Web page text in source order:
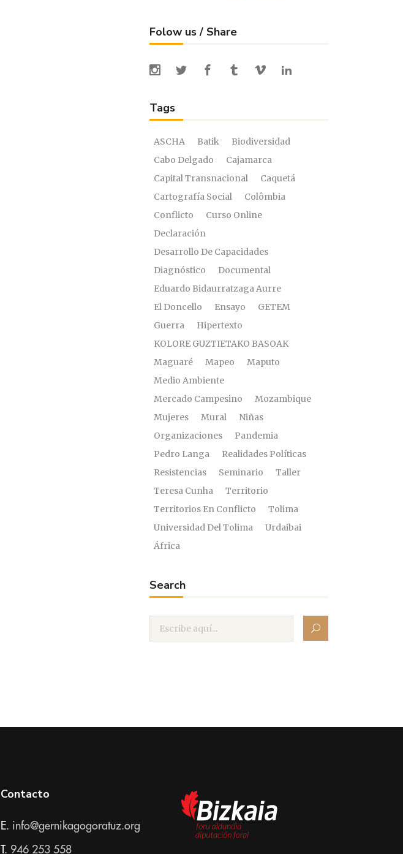
Folow us / Share
Tags
ASCHA Batik
Biodiversidad
Cabo Delgado
Cajamarca
Capital Transnacional
Caquetá
Cartografía Social
Colômbia
Conflicto
Curso Online
Declaración
Desarrollo De Capacidades
Diagnóstico
Documental
Eduardo Bidaurratzaga Aurre
El Doncello
Ensayo
GETEM
Guerra
Hipertexto
KOLORE GUZTIETAKO BASOAK
Maguaré
Mapeo
Maputo
Medio Ambiente
Mercado Campesino
Mozambique
Mujeres
Mural
Niñas
Organizaciones
Pandemia
Pedro Langa
Realidades Políticas
Resistencias
Seminario
Taller
Teresa Cunha
Territorio
Territorios En Conflicto
Tolima
Universidad Del Tolima
Urdaibai
África
Search
Contacto
E. info@gernikagogoratuz.org
T. 946 253 558